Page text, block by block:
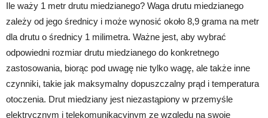
Ile waży 1 metr drutu miedzianego? Waga drutu miedzianego
zależy od jego średnicy i może wynosić około 8,9 grama na metr
dla drutu o średnicy 1 milimetra. Ważne jest, aby wybrać
odpowiedni rozmiar drutu miedzianego do konkretnego
zastosowania, biorąc pod uwagę nie tylko wagę, ale także inne
czynniki, takie jak maksymalny dopuszczalny prąd i temperatura
otoczenia. Drut miedziany jest niezastąpiony w przemyśle
elektrycznym i telekomunikacyjnym ze względu na swoje